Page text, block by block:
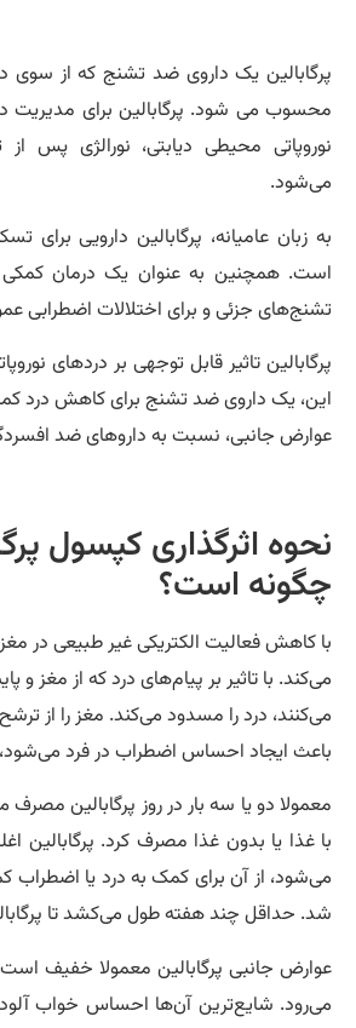
یک داروی ضد تشنج که از سوی دیگر
می شود. پرگابالین برای مدیریت درد
محیطی دیابتی، نورالژی پس از
زبان عامیانه، پرگابالین دارویی برای
همچنین به عنوان یک درمان کمکی برای
جزئی و برای اختلالات اضطرابی عمومی
تاثیر قابل توجهی بر دردهای نوروپاتیک
یک داروی ضد تشنج برای کاهش درد کمر با
جانبی، نسبت به داروهای ضد افسردگی
اثرگذاری کپسول
است؟
کاهش فعالیت الکتریکی غیر طبیعی در مغز،
با تاثیر بر پیام‌های درد که از مغز و
درد را مسدود می‌کند. مغز را از ‌ترشح
ایجاد احساس اضطراب در فرد می‌شود، باز
دو یا سه بار در روز پرگابالین مصرف
غذا یا بدون غذا مصرف کرد. پرگابالین اغلب
از آن برای کمک به درد یا اضطراب کمر
حداقل چند هفته طول می‌کشد تا پرگابالین
جانبی پرگابالین معمولا خفیف است و
شایع‌ترین آن‌ها احساس خواب آلودگی،